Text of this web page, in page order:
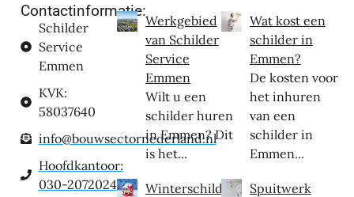
Contactinformatie:
Schilder
Service
Emmen
KVK:
58037640
info@bouwsectornederland.nl
Hoofdkantoor:
030-2072024
Werkgebied
van Schilder
Service
Emmen
Wilt u een
schilder huren
in Emmen? Dit
is het...
Winterschilder
Wat kost een
schilder in
Emmen?
De kosten voor
het inhuren
van een
schilder in
Emmen...
Spuitwerk